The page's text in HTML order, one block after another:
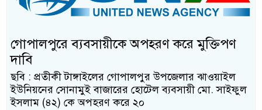
গোপালপুরে ব্যবসায়ীকে অপহরণ করে মুক্তিপণ
দাবি
ছবি : প্রতীকী টাঙ্গাইলের গোপালপুর উপজেলার ঝাওয়াইল
ইউনিয়নের সোনামুই বাজারের হোটেল ব্যবসায়ী মো. সাইফুল
ইসলাম (৪২) কে অপহরণ করে ২০